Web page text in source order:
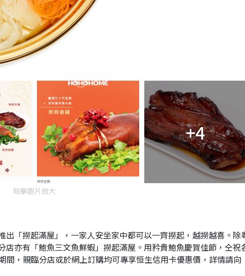
+4
點擊圖片放大
「撈起滿屋」，一家人安坐家中都可以一齊撈起，越撈越喜。除
亦有「鮑魚三文魚鮮蝦」撈起滿屋。用矜貴鮑魚慶賀佳節，仝祝
，親臨分店或於網上訂購均可專享恒生信用卡優惠價，詳情請向